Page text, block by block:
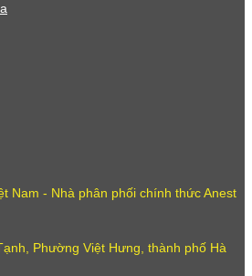
Nam - Nhà phân phối chính thức Anest
Phường Việt Hưng, thành phố Hà